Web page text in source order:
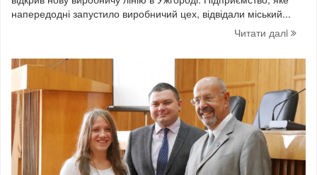
напередодні запустило виробничий цех, відвідали міський...
Читати далi